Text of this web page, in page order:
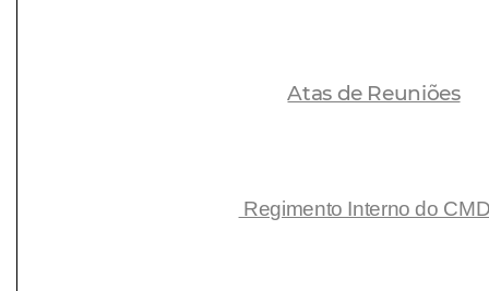
Atas de Reuniões
Regimento Interno do